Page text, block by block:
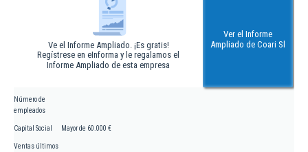
Ve el Informe Ampliado. ¡Es gratis!
Regístrese en eInforma y le regalamos el
Informe Ampliado de esta empresa
Ver el Informe
Ampliado de Coari Sl
Número de
empleados
Capital Social Mayor de 60.000 €
Ventas últimos